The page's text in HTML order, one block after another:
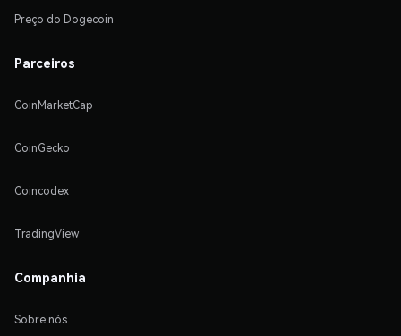
Preço do Dogecoin
Parceiros
CoinMarketCap
CoinGecko
Coincodex
TradingView
Companhia
Sobre nós